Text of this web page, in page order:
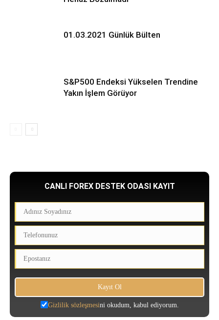
01.03.2021 Günlük Bülten
S&P500 Endeksi Yükselen Trendine
Yakın İşlem Görüyor
CANLI FOREX DESTEK ODASI KAYIT
Gizlilik sözleşmesini okudum, kabul ediyorum.